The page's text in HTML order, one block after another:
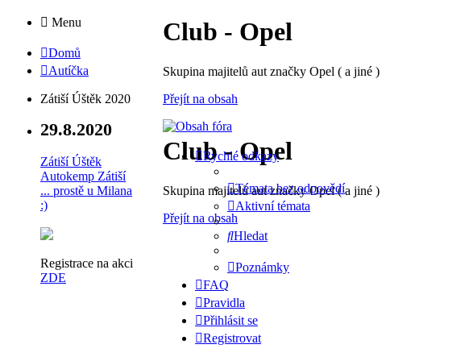
Menu
Domů
Autíčka
Zátiší Úštěk 2020
29.8.2020
Zátiší Úštěk
Autokemp Zátiší
... prostě u Milana
:)
Registrace na akci
ZDE
Club - Opel
Skupina majitelů aut značky Opel ( a jiné )
Přejít na obsah
Club - Opel
Skupina majitelů aut značky Opel ( a jiné )
Přejít na obsah
Rychlé odkazy
Témata bez odpovědí
Aktivní témata
Hledat
Poznámky
FAQ
Pravidla
Přihlásit se
Registrovat